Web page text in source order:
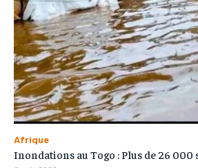
Afrique
Inondations au Togo : Plus de 26 000